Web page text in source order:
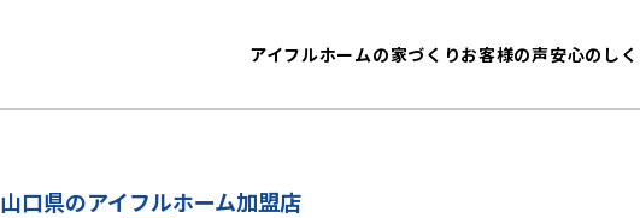
アイフルホームの家づくりお客様の声安心のし
山口県のアイフルホーム加盟店